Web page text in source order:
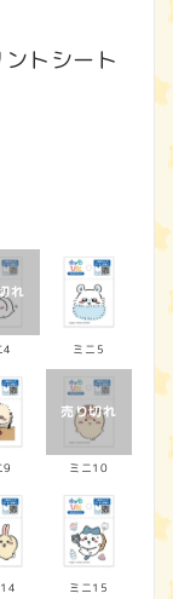
トシート
4 ミニ5
9 ミニ10
ミニ15